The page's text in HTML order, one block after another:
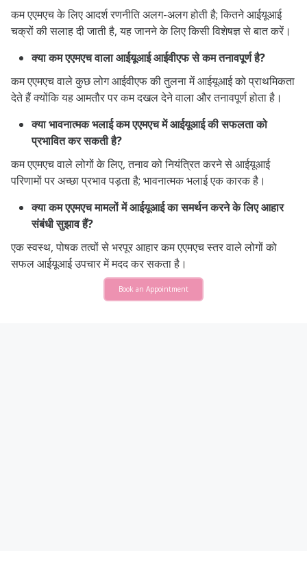
कम एएमएच के लिए आदर्श रणनीति अलग-अलग होती है; कितने आईयूआई
चक्रों की सलाह दी जाती है, यह जानने के लिए किसी विशेषज्ञ से बात करें।
क्या कम एएमएच वाला आईयूआई आईवीएफ से कम तनावपूर्ण है?
कम एएमएच वाले कुछ लोग आईवीएफ की तुलना में आईयूआई को प्राथमिकता
देते हैं क्योंकि यह आमतौर पर कम दखल देने वाला और तनावपूर्ण होता है।
क्या भावनात्मक भलाई कम एएमएच में आईयूआई की सफलता को
प्रभावित कर सकती है?
कम एएमएच वाले लोगों के लिए, तनाव को नियंत्रित करने से आईयूआई
परिणामों पर अच्छा प्रभाव पड़ता है; भावनात्मक भलाई एक कारक है।
क्या कम एएमएच मामलों में आईयूआई का समर्थन करने के लिए आहार
संबंधी सुझाव हैं?
एक स्वस्थ, पोषक तत्वों से भरपूर आहार कम एएमएच स्तर वाले लोगों को
सफल आईयूआई उपचार में मदद कर सकता है।
Book an Appointment